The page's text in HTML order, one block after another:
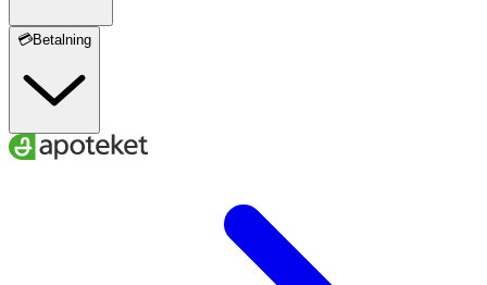
💳Betalning